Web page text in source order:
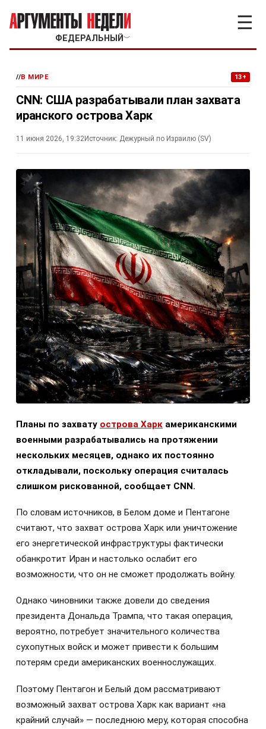
ФЕДЕРАЛЬНЫЙ ﹀
☰
//В МИРЕ 13+
CNN: США разрабатывали план захвата
иранского острова Харк
11 июня 2026, 19:32Источник: Дежурный по Израилю (SV)
Планы по захвату острова Харк американскими
военными разрабатывались на протяжении
нескольких месяцев, однако их постоянно
откладывали, поскольку операция считалась
слишком рискованной, сообщает CNN.
По словам источников, в Белом доме и Пентагоне
считают, что захват острова Харк или уничтожение
его энергетической инфраструктуры фактически
обанкротит Иран и настолько ослабит его
возможности, что он не сможет продолжать войну.
Однако чиновники также довели до сведения
президента Дональда Трампа, что такая операция,
вероятно, потребует значительного количества
сухопутных войск и может привести к большим
потерям среди американских военнослужащих.
Поэтому Пентагон и Белый дом рассматривают
возможный захват острова Харк как вариант «на
крайний случай» — последнюю меру, которая способна